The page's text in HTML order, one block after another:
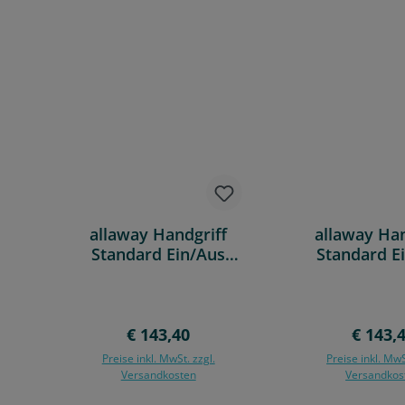
allaway Handgriff
Standard Ein/Aus
Regulärer Preis:
€ 143,40
Preise inkl. MwSt. zzgl.
Versandkosten
allaway
Standard
€
Preise inkl.